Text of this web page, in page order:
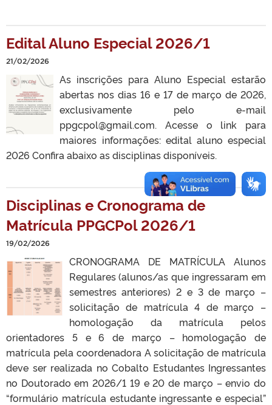
Edital Aluno Especial 2026/1
21/02/2026
As inscrições para Aluno Especial estarão
abertas nos dias 16 e 17 de março de 2026,
exclusivamente pelo e-mail
ppgcpol@gmail.com. Acesse o link para
maiores informações: edital aluno especial
2026 Confira abaixo as disciplinas disponíveis.
Disciplinas e Cronograma de
Matrícula PPGCPol 2026/1
19/02/2026
CRONOGRAMA DE MATRÍCULA Alunos
Regulares (alunos/as que ingressaram em
semestres anteriores) 2 e 3 de março –
solicitação de matrícula 4 de março –
homologação da matrícula pelos
orientadores 5 e 6 de março – homologação de
matrícula pela coordenadora A solicitação de matrícula
deve ser realizada no Cobalto Estudantes Ingressantes
no Doutorado em 2026/1 19 e 20 de março – envio do
“formulário matrícula estudante ingressante e especial”